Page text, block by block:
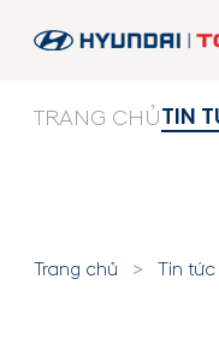
TRANG CHỦTIN
Trang chủ > Tin tức